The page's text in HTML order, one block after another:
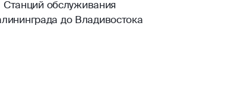
Станций обслуживания
до Владивостока